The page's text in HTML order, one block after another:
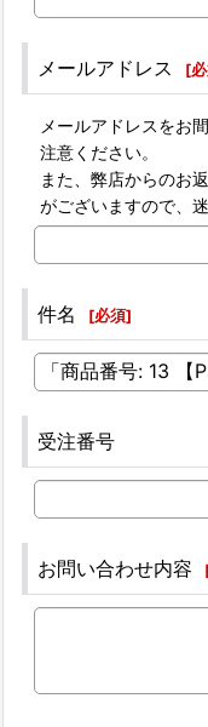
メールアドレス [
メールアドレスをお
注意ください。
また、弊店からのお
がございますので、
件名 [必須]
受注番号
お問い合わせ内容